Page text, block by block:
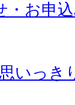
・お申
いっき